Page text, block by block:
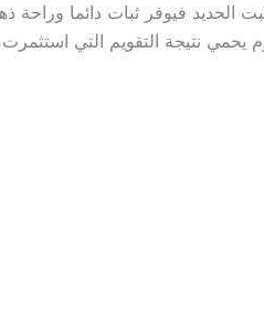
فيوفر ثبات دائما وراحة
يحمي نتيجة التقويم التي